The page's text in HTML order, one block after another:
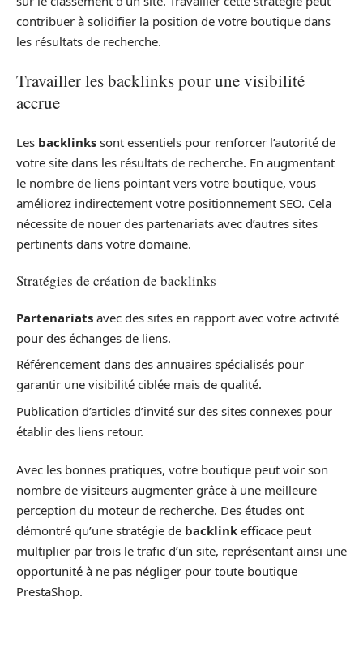
contribuer à solidifier la position de votre boutique dans
les résultats de recherche.
Travailler les backlinks pour une visibilité
accrue
Les backlinks sont essentiels pour renforcer l’autorité de
votre site dans les résultats de recherche. En augmentant
le nombre de liens pointant vers votre boutique, vous
améliorez indirectement votre positionnement SEO. Cela
nécessite de nouer des partenariats avec d’autres sites
pertinents dans votre domaine.
Stratégies de création de backlinks
Partenariats avec des sites en rapport avec votre activité
pour des échanges de liens.
Référencement dans des annuaires spécialisés pour
garantir une visibilité ciblée mais de qualité.
Publication d’articles d’invité sur des sites connexes pour
établir des liens retour.
Avec les bonnes pratiques, votre boutique peut voir son
nombre de visiteurs augmenter grâce à une meilleure
perception du moteur de recherche. Des études ont
démontré qu’une stratégie de backlink efficace peut
multiplier par trois le trafic d’un site, représentant ainsi une
opportunité à ne pas négliger pour toute boutique
PrestaShop.